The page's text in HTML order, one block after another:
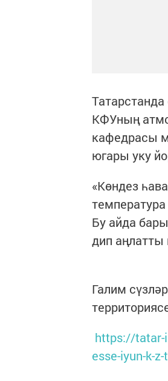
КФУның
кафедрасы
югары уку
«Көндез
Бу айда
дип аңлатты
Галим
https://tatar-
esse-iyun-k-